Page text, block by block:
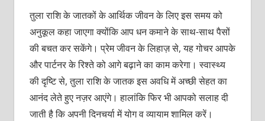
तुला राशि के जातकों के आर्थिक जीवन के लिए इस समय को
अनुकूल कहा जाएगा क्योंकि आप धन कमाने के साथ-साथ पैसों
की बचत कर सकेंगे। प्रेम जीवन के लिहाज़ से, यह गोचर आपके
और पार्टनर के रिश्ते को आगे बढ़ाने का काम करेगा। स्वास्थ्य
की दृष्टि से, तुला राशि के जातक इस अवधि में अच्छी सेहत का
आनंद लेते हुए नज़र आएंगे। हालांकि फिर भी आपको सलाह दी
जाती है कि अपनी दिनचर्या में योग व व्यायाम शामिल करें।